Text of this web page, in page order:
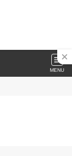
MENU